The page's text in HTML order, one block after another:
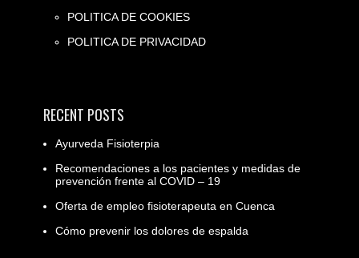
POLITICA DE COOKIES
POLITICA DE PRIVACIDAD
RECENT POSTS
Ayurveda Fisioterpia
Recomendaciones a los pacientes y medidas de
prevención frente al COVID – 19
Oferta de empleo fisioterapeuta en Cuenca
Cómo prevenir los dolores de espalda